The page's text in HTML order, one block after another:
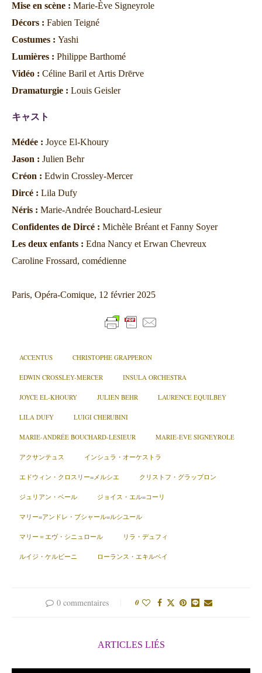
Mise en scène : Marie-Ève Signeyrole
Décors : Fabien Teigné
Costumes : Yashi
Lumières : Philippe Barthomé
Vidéo : Céline Baril et Artis Drērve
Dramaturgie : Louis Geisler
キャスト
Médée : Joyce El-Khoury
Jason : Julien Behr
Créon : Edwin Crossley-Mercer
Dircé : Lila Dufy
Néris : Marie-Andrée Bouchard-Lesieur
Confidentes de Dircé : Michèle Bréant et Fanny Soyer
Les deux enfants : Edna Nancy et Erwan Chevreux
Caroline Frossard, comédienne
Paris, Opéra-Comique, 12 février 2025
ACCENTUS CHRISTOPHE GRAPPERON
EDWIN CROSSLEY-MERCER INSULA ORCHESTRA
JOYCE EL-KHOURY JULIEN BEHR LAURENCE EQUILBEY
LILA DUFY LUIGI CHERUBINI
MARIE-ANDRÉE BOUCHARD-LESIEUR MARIE-EVE SIGNEYROLE
アクサンテュス インシュラ・オーケストラ
エドウィン・クロスリー=メルシエ クリストフ・グラップロン
ジュリアン・ベール ジョイス・エル=コーリ
マリー=アンドレ・ブシャール=ルシユール
マリー＝エヴ・シニュロール リラ・デュフィ
ルイジ・ケルビーニ ローランス・エキルベイ
0 commentaires 0
ARTICLES LIÉS